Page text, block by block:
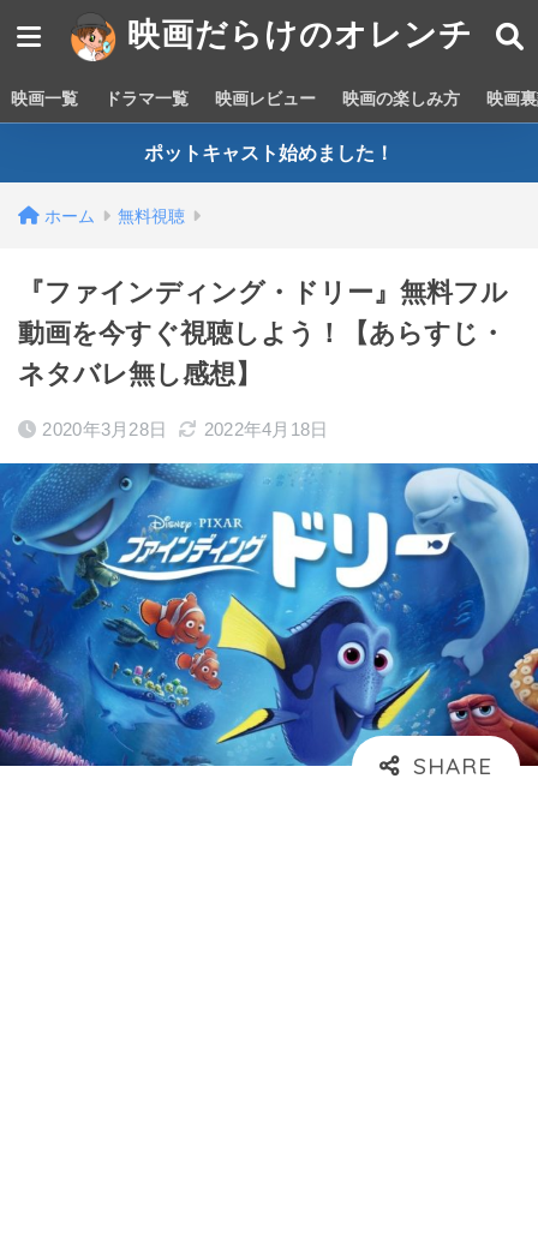
映画だらけのオレンチ
映画一覧 ドラマ一覧 映画レビュー 映画の楽しみ方 映画
ポットキャスト始めました！
ホーム 無料視聴
『ファインディング・ドリー』無料フル
動画を今すぐ視聴しよう！【あらすじ・
ネタバレ無し感想】
2020年3月28日 2022年4月18日